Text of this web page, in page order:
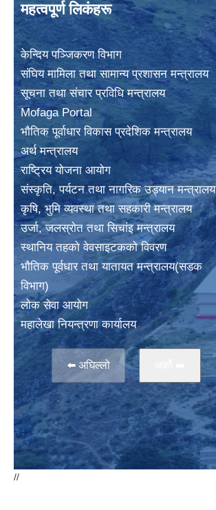
महत्वपूर्ण लिकंहरू
केन्दिय पञ्जिकरण विभाग
संघिय मामिला तथा सामान्य प्रशासन मन्त्रालय
सूचना तथा संचार प्रविधि मन्त्रालय
Mofaga Portal
भाैतिक पूर्वाधार विकास प्रदेशिक मन्त्रालय
अर्थ मन्त्रालय
राष्ट्रिय योजना आयोग
संस्कृति, पर्यटन तथा नागरिक उड्यान मन्त्रालय
कृषि, भुमि व्यवस्था तथा सहकारी मन्त्रालय
उर्जा, जलस्राेत तथा सिचांइ मन्त्रालय
स्थानिय तहकाे वेवसाइटककाे विवरण
भाैतिक पूर्वधार तथा यातायत मन्त्रालय(सडक
विभाग)
लाेक सेवा आयोग
महालेखा नियन्त्रणा कार्यालय
⬅️ अघिल्लो
//